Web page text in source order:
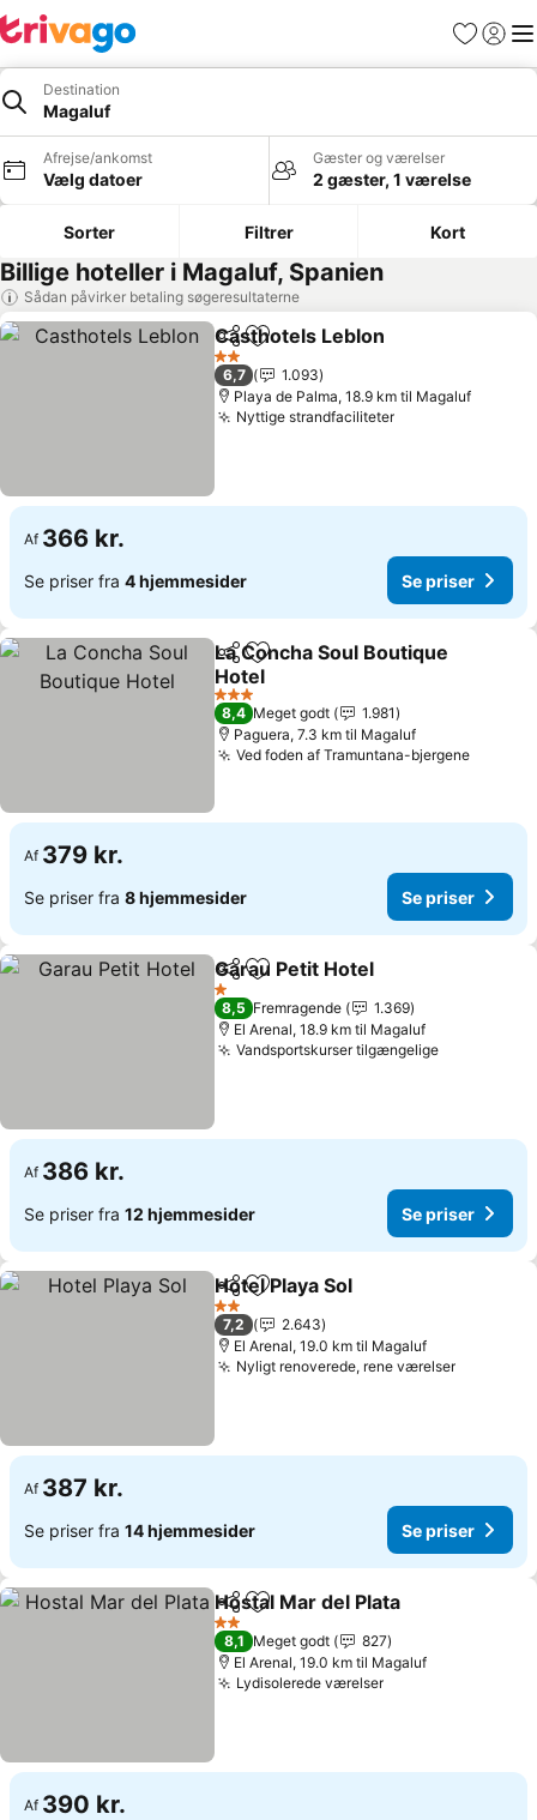
Favoritter
Log ind
Destination
Magaluf
Afrejse/ankomst
Vælg datoer
Gæster og værelser
2 gæster, 1 værelse
Sorter Filtrer Kort
Billige hoteller i Magaluf, Spanien
Sådan påvirker betaling søgeresultaterne
Del Føj til favoritter
Casthotels Leblon
2 Stjerner
6,7
1.093
Playa de Palma, 18.9 km til Magaluf
Nyttige strandfaciliteterSe priser
Af 366 kr.
Se priser fra 4 hjemmesider Se priser
Del Føj til favoritter
La Concha Soul Boutique
Hotel
Se priser
3 Stjerner
8,4 Meget godt
1.981
Paguera, 7.3 km til Magaluf
Ved foden af Tramuntana-bjergeneSe
Af 379 kr.
Se priser fra 8 hjemmesider Se priser
Del Føj til favoritter
Garau Petit Hotel
1 Stjerner
8,5 Fremragende
1.369
El Arenal, 18.9 km til Magaluf
Vandsportskurser tilgængeligeSe priser
Af 386 kr.
Se priser fra 12 hjemmesider Se priser
Del Føj til favoritter
Hotel Playa Sol
2 Stjerner
7,2
2.643
El Arenal, 19.0 km til Magaluf
Nyligt renoverede, rene værelserSe priser
Af 387 kr.
Se priser fra 14 hjemmesider Se priser
Del Føj til favoritter
Hostal Mar del Plata
2 Stjerner
8,1 Meget godt
827
El Arenal, 19.0 km til Magaluf
Lydisolerede værelserSe priser
Af 390 kr.